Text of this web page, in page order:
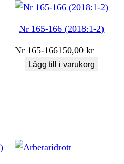
Nr 165-166 (2018:1-2)
Nr 165-166150,00kr
Lägg till i varukorg